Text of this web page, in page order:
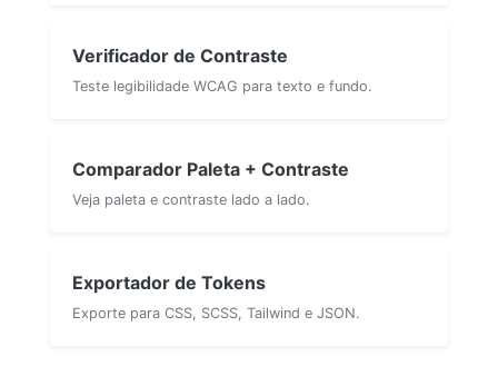
Verificador de Contraste
Teste legibilidade WCAG para texto e fundo.
Comparador Paleta + Contraste
Veja paleta e contraste lado a lado.
Exportador de Tokens
Exporte para CSS, SCSS, Tailwind e JSON.